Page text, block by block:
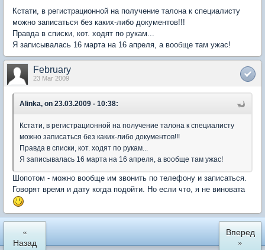
Кстати, в регистрационной на получение талона к специалисту
можно записаться без каких-либо документов!!!
Правда в списки, кот. ходят по рукам...
Я записывалась 16 марта на 16 апреля, а вообще там ужас!
February
23 Mar 2009
Alinka, on 23.03.2009 - 10:38:
Кстати, в регистрационной на получение талона к специалисту
можно записаться без каких-либо документов!!!
Правда в списки, кот. ходят по рукам...
Я записывалась 16 марта на 16 апреля, а вообще там ужас!
Шопотом - можно вообще им звонить по телефону и записаться.
Говорят время и дату когда подойти. Но если что, я не виновата
«
Назад
Вперед
»